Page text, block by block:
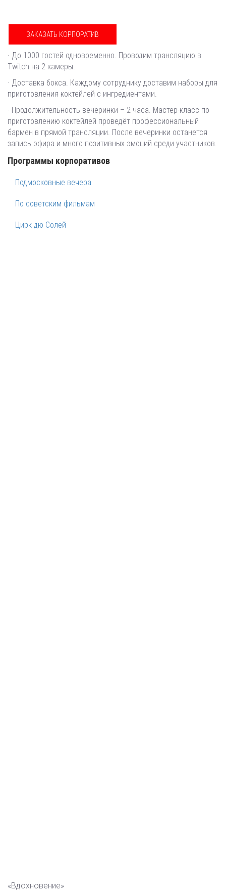
ЗАКАЗАТЬ КОРПОРАТИВ
· До 1000 гостей одновременно. Проводим трансляцию в
Twitch на 2 камеры.
· Доставка бокса. Каждому сотруднику доставим наборы для
приготовления коктейлей с ингредиентами.
· Продолжительность вечеринки – 2 часа. Мастер-класс по
приготовлению коктейлей проведёт профессиональный
бармен в прямой трансляции. После вечеринки останется
запись эфира и много позитивных эмоций среди участников.
Программы корпоративов
Подмосковные вечера
По советским фильмам
Цирк дю Солей
«Вдохновение»